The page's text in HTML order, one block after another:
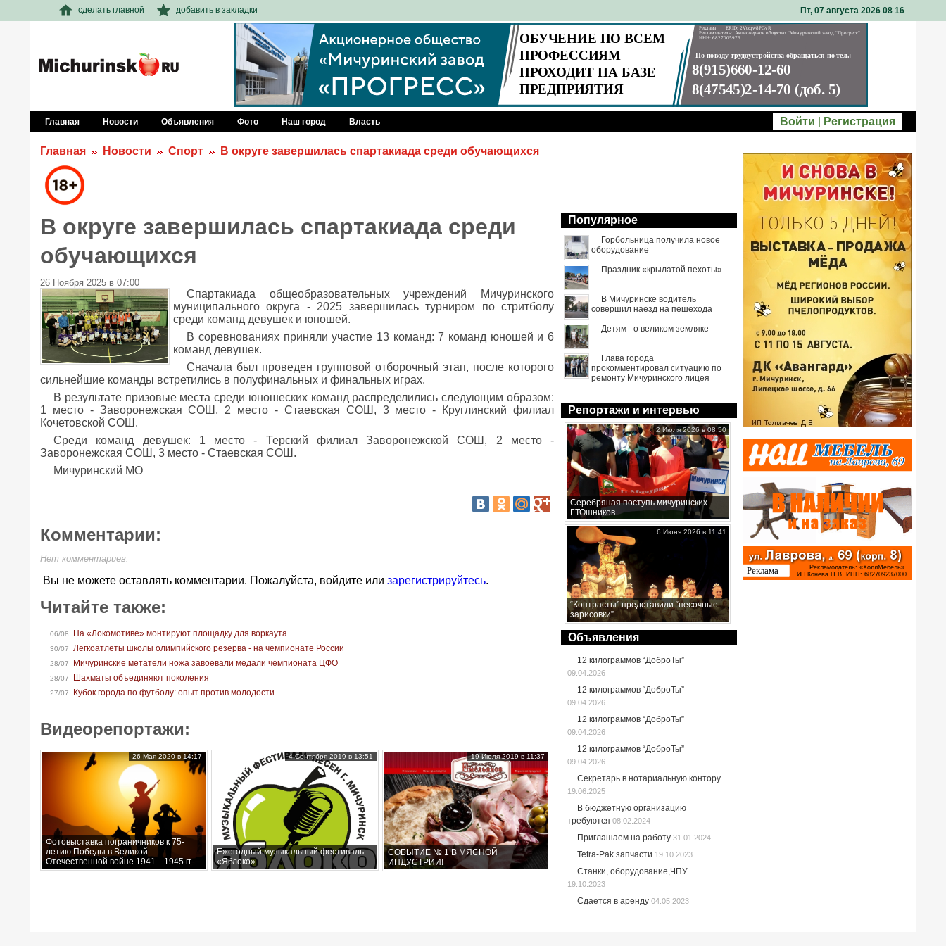
сделать главной добавить в закладки Пт, 07 августа 2026 08: 16
Главная Новости Объявления Фото Наш город Власть Войти Регистрация
Главная Новости Спорт В округе завершилась спартакиада среди обучающихся
В округе завершилась спартакиада среди
обучающихся
26 Ноября 2025 в 07:00
Спартакиада общеобразовательных учреждений Мичуринского
муниципального округа - 2025 завершилась турниром по стритболу
среди команд девушек и юношей.
В соревнованиях приняли участие 13 команд: 7 команд юношей и 6
команд девушек.
Сначала был проведен групповой отборочный этап, после которого
сильнейшие команды встретились в полуфинальных и финальных играх.
В результате призовые места среди юношеских команд распределились следующим образом:
1 место - Заворонежская СОШ, 2 место - Стаевская СОШ, 3 место - Круглинский филиал
Кочетовской СОШ.
Среди команд девушек: 1 место - Терский филиал Заворонежской СОШ, 2 место -
Заворонежская СОШ, 3 место - Стаевская СОШ.
Мичуринский МО
Комментарии:
Нет комментариев.
Вы не можете оставлять комментарии. Пожалуйста, войдите или зарегистрируйтесь.
Читайте также:
06/08 На «Локомотиве» монтируют площадку для воркаута
30/07 Легкоатлеты школы олимпийского резерва - на чемпионате России
28/07 Мичуринские метатели ножа завоевали медали чемпионата ЦФО
28/07 Шахматы объединяют поколения
27/07 Кубок города по футболу: опыт против молодости
Видеорепортажи:
Фотовыставка пограничников к 75-
летию Победы в Великой
Отечественной войне 1941—1945 гг.
26 Мая 2020 в 14:17
Ежегодный музыкальный фестиваль
«Яблоко»
4 Сентября 2019 в 13:51
СОБЫТИЕ № 1 В МЯСНОЙ
ИНДУСТРИИ!
19 Июля 2019 в 11:37
Популярное
Горбольница получила новое
оборудование
Праздник «крылатой пехоты»
В Мичуринске водитель
совершил наезд на пешехода
Детям - о великом земляке
Глава города
прокомментировал ситуацию по
ремонту Мичуринского лицея
Репортажи и интервью
Серебряная поступь мичуринских
ГТОшников
2 Июля 2026 в 08:50
“Контрасты” представили “песочные
зарисовки”
6 Июня 2026 в 11:41
Объявления
12 килограммов “ДоброТы”
09.04.2026
12 килограммов “ДоброТы”
09.04.2026
12 килограммов “ДоброТы”
09.04.2026
12 килограммов “ДоброТы”
09.04.2026
Секретарь в нотариальную контору
19.06.2025
В бюджетную организацию
требуются 08.02.2024
Приглашаем на работу 31.01.2024
Tetra-Pak запчасти 19.10.2023
Станки, оборудование,ЧПУ
19.10.2023
Сдается в аренду 04.05.2023